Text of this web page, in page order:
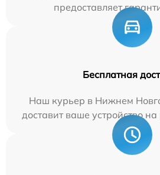
предоставляет
Бесплатная
Наш курьер в Нижнем
доставит ваше устройство